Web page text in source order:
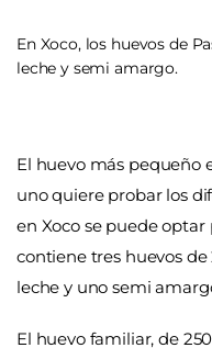
En Xoco, los huevos de
leche y semi amargo.
El huevo más pequeño
uno quiere probar los
en Xoco se puede
contiene tres huevos
leche y uno semi
El huevo familiar, de